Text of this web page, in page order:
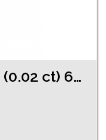
Cерьги c алмазaми (0.02 ct) 62/5755